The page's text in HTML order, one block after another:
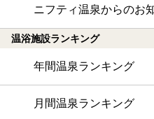
ニフティ温泉からのお
温浴施設ランキング
年間温泉ランキング
月間温泉ランキング